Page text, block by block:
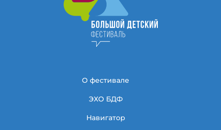
О фестивале
ЭХО БДФ
Навигатор